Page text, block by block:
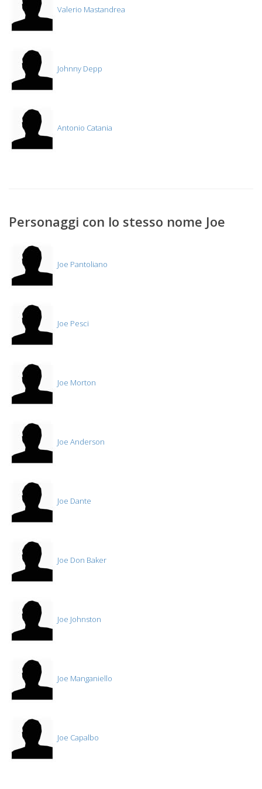
Valerio Mastandrea
Johnny Depp
Antonio Catania
Personaggi con lo stesso nome Joe
Joe Pantoliano
Joe Pesci
Joe Morton
Joe Anderson
Joe Dante
Joe Don Baker
Joe Johnston
Joe Manganiello
Joe Capalbo